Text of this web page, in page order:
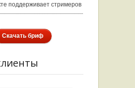
поддерживает стримеров
Скачать бриф